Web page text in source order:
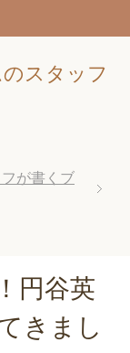
スタッフ
が書くブ
円谷英
きまし